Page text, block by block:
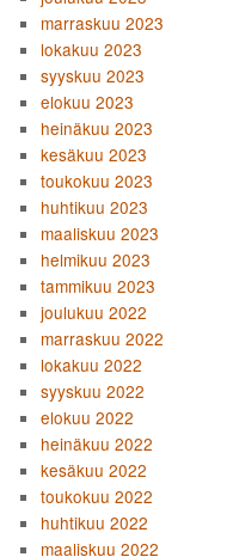
marraskuu 2023
lokakuu 2023
syyskuu 2023
elokuu 2023
heinäkuu 2023
kesäkuu 2023
toukokuu 2023
huhtikuu 2023
maaliskuu 2023
helmikuu 2023
tammikuu 2023
joulukuu 2022
marraskuu 2022
lokakuu 2022
syyskuu 2022
elokuu 2022
heinäkuu 2022
kesäkuu 2022
toukokuu 2022
huhtikuu 2022
maaliskuu 2022